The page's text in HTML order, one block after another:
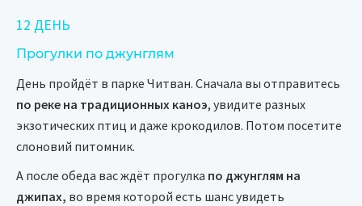
12 ДЕНЬ
Прогулки по джунглям
День пройдёт в парке Читван. Сначала вы отправитесь
по реке на традиционных каноэ, увидите разных
экзотических птиц и даже крокодилов. Потом посетите
слоновий питомник.
А после обеда вас ждёт прогулка по джунглям на
джипах, во время которой есть шанс увидеть